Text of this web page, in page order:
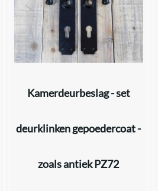
Kamerdeurbeslag - set
deurklinken gepoedercoat -
zoals antiek PZ72